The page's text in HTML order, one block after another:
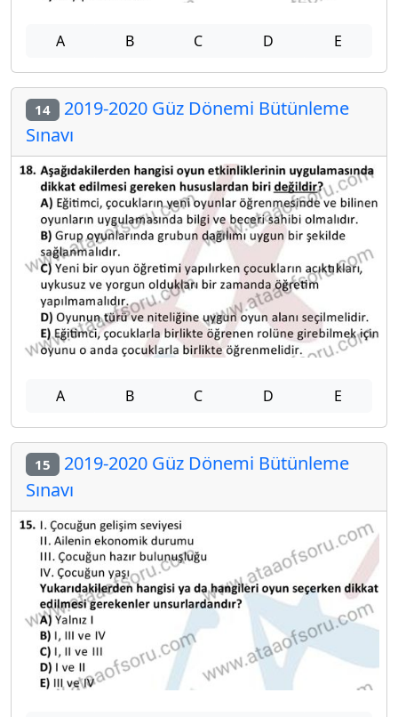
A B C D E
14 2019-2020 Güz Dönemi Bütünleme
Sınavı
A B C D E
15 2019-2020 Güz Dönemi Bütünleme
Sınavı